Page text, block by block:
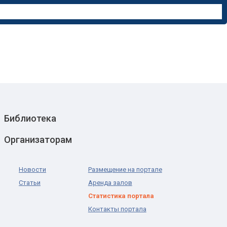
Библиотека
Новости
Статьи
Организаторам
Размещение на портале
Аренда залов
Статистика портала
Контакты портала